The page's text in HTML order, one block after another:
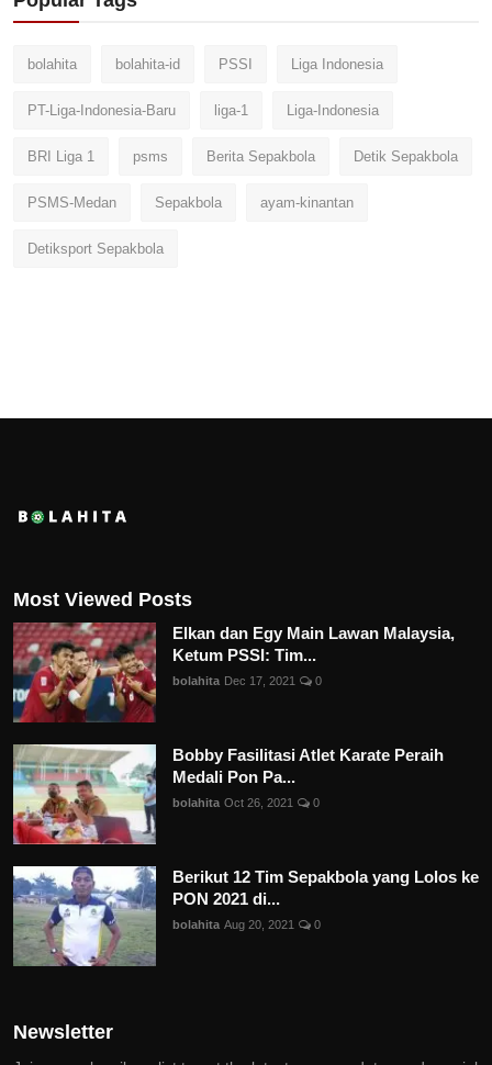
bolahita bolahita-id PSSI Liga Indonesia
PT-Liga-Indonesia-Baru liga-1 Liga-Indonesia
BRI Liga 1 psms Berita Sepakbola Detik Sepakbola
PSMS-Medan Sepakbola ayam-kinantan
Detiksport Sepakbola
Most Viewed Posts
Elkan dan Egy Main Lawan Malaysia,
Ketum PSSI: Tim...
bolahita Dec 17, 2021 0
Bobby Fasilitasi Atlet Karate Peraih
Medali Pon Pa...
bolahita Oct 26, 2021 0
Berikut 12 Tim Sepakbola yang Lolos ke
PON 2021 di...
bolahita Aug 20, 2021 0
Newsletter